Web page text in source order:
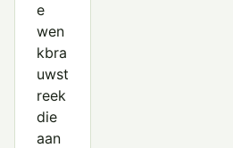
e
wen
kbra
uwst
reek
die
aan